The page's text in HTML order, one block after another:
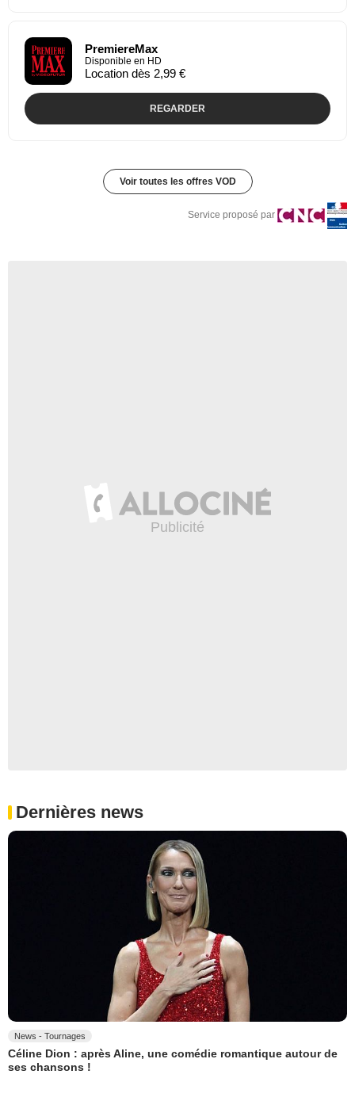
PremiereMax
Disponible en HD
Location dès 2,99 €
REGARDER
Voir toutes les offres VOD
Service proposé par
Dernières news
News - Tournages
Céline Dion : après Aline, une comédie romantique autour de
ses chansons !